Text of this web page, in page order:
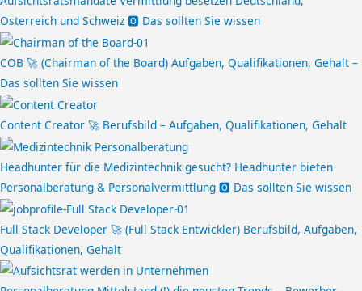
Österreich und Schweiz 🅾️ Das sollten Sie wissen
COB 🚀 (Chairman of the Board) Aufgaben, Qualifikationen, Gehalt –
Das sollten Sie wissen
Content Creator 🚀 Berufsbild – Aufgaben, Qualifikationen, Gehalt
Headhunter für die Medizintechnik gesucht? Headhunter bieten
Personalberatung & Personalvermittlung 🅾️ Das sollten Sie wissen
Full Stack Developer 🚀 (Full Stack Entwickler) Berufsbild, Aufgaben,
Qualifikationen, Gehalt
i
t
e
i
t
e
i
t
e
i
t
e
i
t
e